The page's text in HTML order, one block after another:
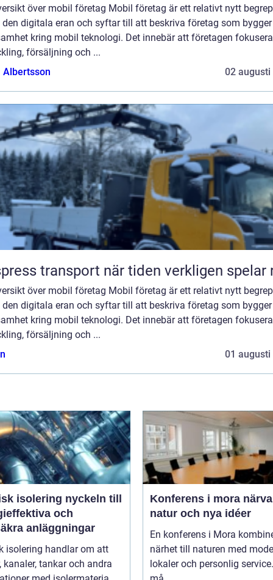
över mobil företag Mobil företag är ett relativt nytt
digitala eran och syftar till att beskriva företag som
kring mobil teknologi. Det innebär att företagen
försäljning och ...
Albertsson
02 augusti
Ekspress transport när tiden verkligen
över mobil företag Mobil företag är ett relativt nytt
digitala eran och syftar till att beskriva företag som
kring mobil teknologi. Det innebär att företagen
försäljning och ...
01 augusti
nyckeln till
och
anläggningar
isolering handlar om att
kanaler, tankar och andra
Konferens i mora närvaro,
natur och nya idéer
En konferens i Mora
närhet till naturen med
lokaler och personlig